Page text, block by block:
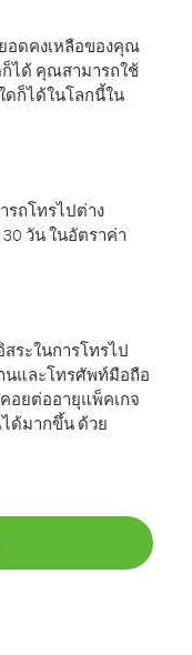
ยอดคงเหลือของคุณ
ก็ได้ คุณสามารถใช้
ดก็ได้ในโลกนี้ใน
รถโทรไปต่าง
วัน ในอัตราค่า
ระในการโทรไป
นและโทรศัพท์มือถือ
อยต่ออายุแพ็คเกจ
ด้มากขึ้น ด้วย